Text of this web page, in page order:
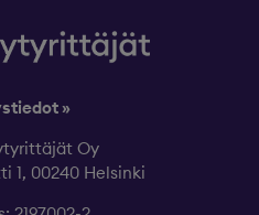
»
Oy
1, 00240 Helsinki